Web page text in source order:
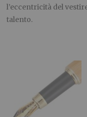
l’eccentricità del
talento.